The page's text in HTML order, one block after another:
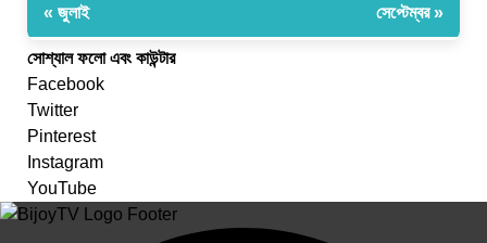
« জুলাই সেপ্টেম্বর »
সোশ্যাল ফলো এবং কাউন্টার
Facebook
Twitter
Pinterest
Instagram
YouTube